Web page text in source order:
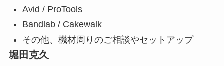
Avid / ProTools
Bandlab / Cakewalk
その他、機材周りのご相談やセットアップ
堀田克久